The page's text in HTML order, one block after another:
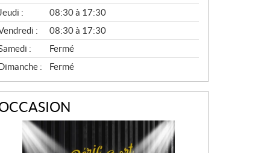
Jeudi :
08:30 à 17:30
:
08:30 à 17:30
:
Fermé
:
Fermé